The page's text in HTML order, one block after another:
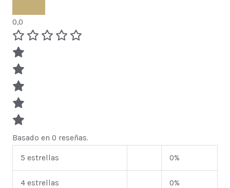
0,0
Basado en 0 reseñas.
5 estrellas 0%
4 estrellas 0%